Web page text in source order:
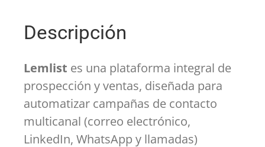
Descripción
Lemlist es una plataforma integral de
prospección y ventas, diseñada para
automatizar campañas de contacto
multicanal (correo electrónico,
LinkedIn, WhatsApp y llamadas)